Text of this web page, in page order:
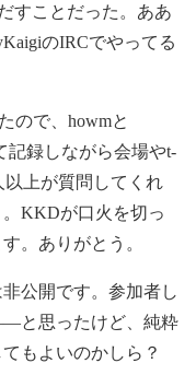
すことだった。ああ
のIRCでやってる
ので、howmと
記録しながら会場やt-
以上が質問してくれ
KKDが口火を切っ
。ありがとう。
公開です。参加者し
と思ったけど、純粋
もよいのかしら？